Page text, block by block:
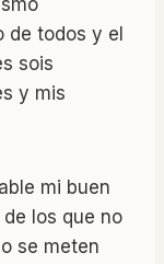
de todos y el
sois
y mis
mi buen
los que no
se meten